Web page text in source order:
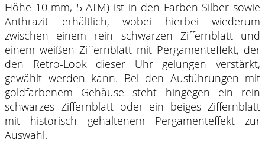
Höhe 10 mm, 5 ATM) ist in den Farben Silber sowie
Anthrazit erhältlich, wobei hierbei wiederum
zwischen einem rein schwarzen Ziffernblatt und
einem weißen Ziffernblatt mit Pergamenteffekt, der
den Retro-Look dieser Uhr gelungen verstärkt,
gewählt werden kann. Bei den Ausführungen mit
goldfarbenem Gehäuse steht hingegen ein rein
schwarzes Ziffernblatt oder ein beiges Ziffernblatt
mit historisch gehaltenem Pergamenteffekt zur
Auswahl.